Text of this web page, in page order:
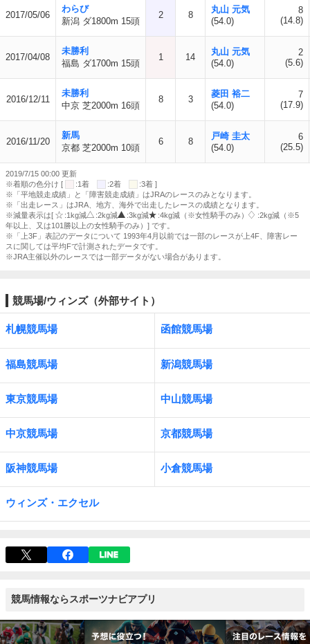
2017/05/06
わらび
新潟 ダ1800m 15頭
2 8
丸山 元気
(54.0)
8
(14.8)
2017/04/08
未勝利
福島 ダ1700m 15頭
1 14
丸山 元気
(54.0)
2
(5.6)
2016/12/11
未勝利
中京 芝2000m 16頭
8 3
菱田 裕二
(54.0)
7
(17.9)
2016/11/20
新馬
京都 芝2000m 10頭
6 8
戸崎 圭太
(54.0)
6
(25.5)
2019/7/15 00:00 更新
※着順の色分け [
:1着 :2着
:3着 ]
※「平地競走成績」と「障害競走成績」はJRAのレースのみとなります。
※「出走レース」はJRA、地方、海外で出走したレースの成績となります。
※減量表示は[
:1kg減 :2kg減 :3kg減 :4kg減（※女性騎手のみ）
:2kg減（※5
年以上、又は101勝以上の女性騎手のみ）] です。
※「上3F」表記のデータについて 1993年4月以前では一部のレースが上4F、障害レー
スに関しては平均Fで計測されたデータです。
※JRA主催以外のレースでは一部データがない場合があります。
競馬場/ウィンズ（外部サイト）
札幌競馬場 函館競馬場
福島競馬場 新潟競馬場
東京競馬場 中山競馬場
中京競馬場 京都競馬場
阪神競馬場 小倉競馬場
ウィンズ・エクセル
競馬情報ならスポーツナビアプリ